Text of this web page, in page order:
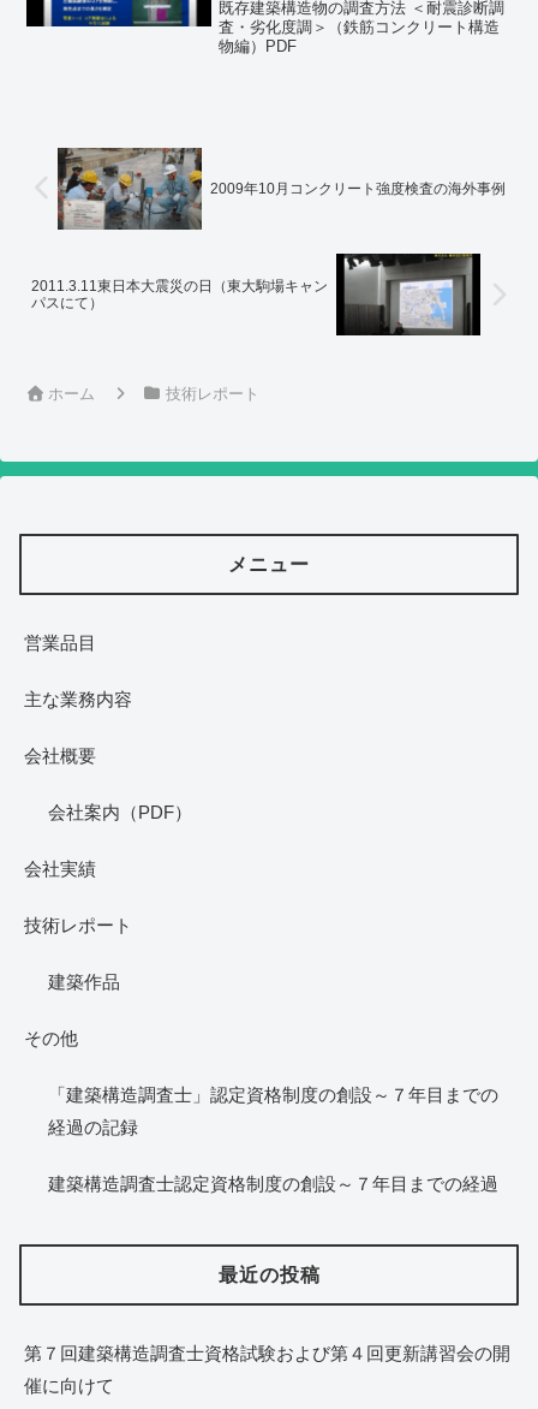
既存建築構造物の調査方法 ＜耐震診断調
査・劣化度調＞（鉄筋コンクリート構造
物編）PDF
2009年10月コンクリート強度検査の海外事例
2011.3.11東日本大震災の日（東大駒場キャン
パスにて）
ホーム 技術レポート
メニュー
営業品目
主な業務内容
会社概要
会社案内（PDF）
会社実績
技術レポート
建築作品
その他
「建築構造調査士」認定資格制度の創設～７年目までの
経過の記録
建築構造調査士認定資格制度の創設～７年目までの経過
最近の投稿
第７回建築構造調査士資格試験および第４回更新講習会の開
催に向けて